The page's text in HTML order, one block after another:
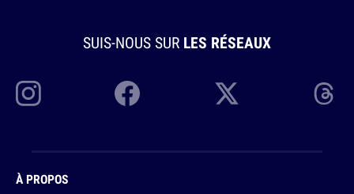
SUIS-NOUS SUR LES RÉSEAUX
À PROPOS